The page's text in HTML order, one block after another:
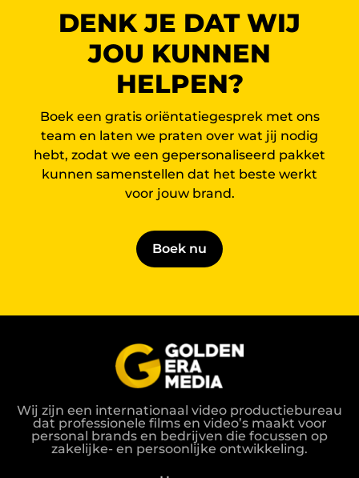
DENK JE DAT WIJ
JOU KUNNEN
HELPEN?
Boek een gratis oriëntatiegesprek met ons
team en laten we praten over wat jij nodig
hebt, zodat we een gepersonaliseerd pakket
kunnen samenstellen dat het beste werkt
voor jouw brand.
Boek nu
Wij zijn een internationaal video productiebureau
dat professionele films en video’s maakt voor
personal brands en bedrijven die focussen op
zakelijke- en persoonlijke ontwikkeling.